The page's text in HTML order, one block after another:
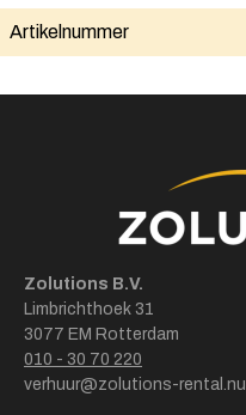
Artikelnummer
Zolutions B.V.
Limbrichthoek 31
3077 EM Rotterdam
010 - 30 70 220
verhuur@zolutions-rental.nu